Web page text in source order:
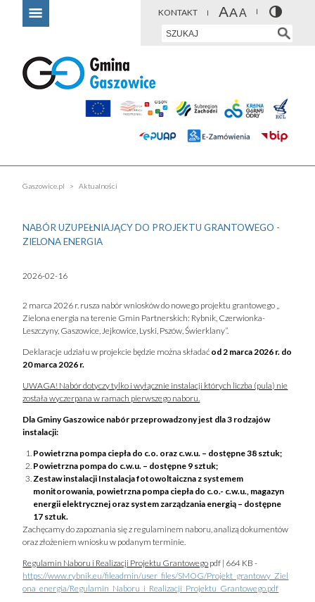
KONTAKT
Gaszowice.pl Aktualności
NABÓR UZUPEŁNIAJĄCY DO PROJEKTU GRANTOWEGO -
ZIELONA ENERGIA
2026-02-16
2 marca 2026 r. rusza nabór wniosków do nowego projektu grantowego „
Zielona energia na terenie Gmin Partnerskich: Rybnik, Czerwionka-
Leszczyny, Gaszowice, Jejkowice, Lyski, Pszów, Świerklany”.
Deklaracje udziału w projekcie będzie można składać od 2 marca 2026 r. do
20 marca 2026 r.
UWAGA! Nabór dotyczy tylko i wyłącznie instalacji których liczba (pula) nie
została wyczerpana w ramach pierwszego naboru.
Dla Gminy Gaszowice nabór przeprowadzony jest dla 3 rodzajów
instalacji:
Powietrzna pompa ciepła do c.o. oraz c.w.u. – dostępne 38 sztuk;
Powietrzna pompa do c.w.u. – dostępne 9 sztuk;
Zestaw instalacji Instalacja fotowoltaiczna z systemem
monitorowania, powietrzna pompa ciepła do c.o.- c.w.u., magazyn
energii elektrycznej oraz system zarządzania energią – dostępne
17 sztuk.
Zachęcamy do zapoznania się z regulaminem naboru, analizą dokumentów
oraz złożeniem wniosku w podanym terminie.
Regulamin Naboru i Realizacji Projektu Grantowego pdf | 664 KB -
https://www.rybnik.eu/fileadmin/user_files/SMOG/Projekt_grantowy_Ziel
ona_energia/Regulamin_Naboru_i_Realizacji_Projektu_Grantowego.pdf